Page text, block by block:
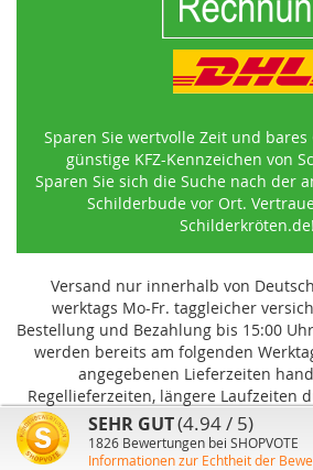
Sparen Sie wertvolle Zeit und bares
günstige KFZ-Kennzeichen von
Sparen Sie sich die Suche nach der
Schilderbude vor Ort.
Schilderkröten.de!
Versand nur innerhalb von
werktags Mo-Fr. taggleicher
Bestellung und Bezahlung bis 15:00 Uhr
werden bereits am folgenden
angegebenen Lieferzeiten
Regellieferzeiten, längere Laufzeiten
Einzelfall möglich und können von
werden.
SEHR GUT(4.94 / 5)
1826 Bewertungen bei SHOPVOTE
Informationen zur Echtheit der